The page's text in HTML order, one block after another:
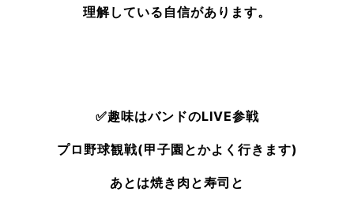
理解している自信があります。
✅趣味はバンドのLIVE参戦
プロ野球観戦(甲子園とかよく行きます)
あとは焼き肉と寿司と